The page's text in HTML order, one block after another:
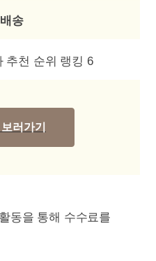
송
러가기
동을 통해 수수료를